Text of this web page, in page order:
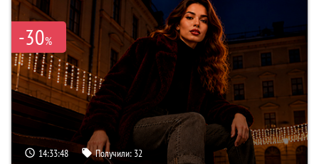
-30%
14:33:47 Получили: 32